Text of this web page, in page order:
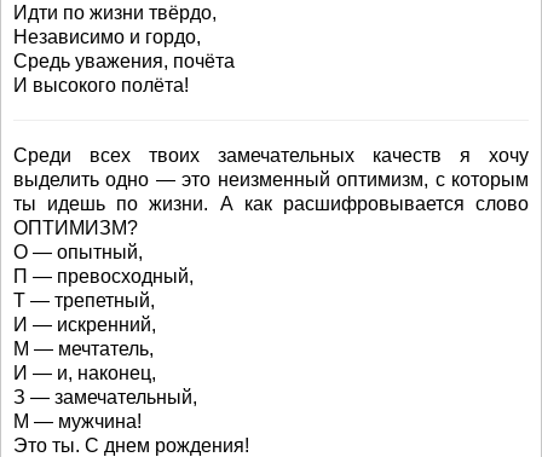
Идти по жизни твёрдо,
Независимо и гордо,
Средь уважения, почёта
И высокого полёта!
Среди всех твоих замечательных качеств я хочу
выделить одно — это неизменный оптимизм, с которым
ты идешь по жизни. А как расшифровывается слово
ОПТИМИЗМ?
О — опытный,
П — превосходный,
Т — трепетный,
И — искренний,
М — мечтатель,
И — и, наконец,
З — замечательный,
М — мужчина!
Это ты. С днем рождения!